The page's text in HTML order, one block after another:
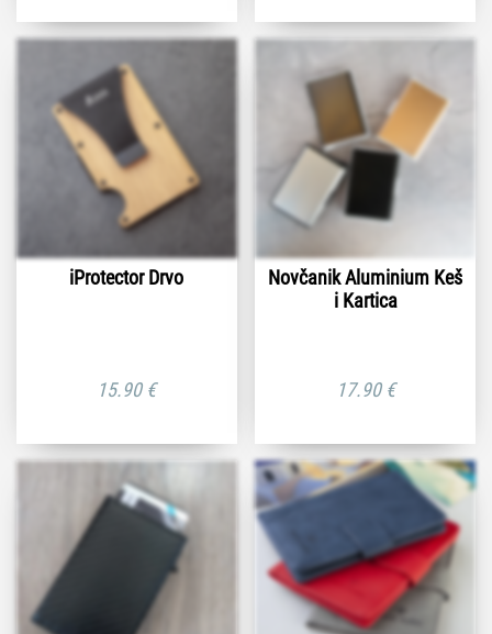
iProtector Drvo
15.90 €
Novčanik Aluminium Keš
i Kartica
17.90 €